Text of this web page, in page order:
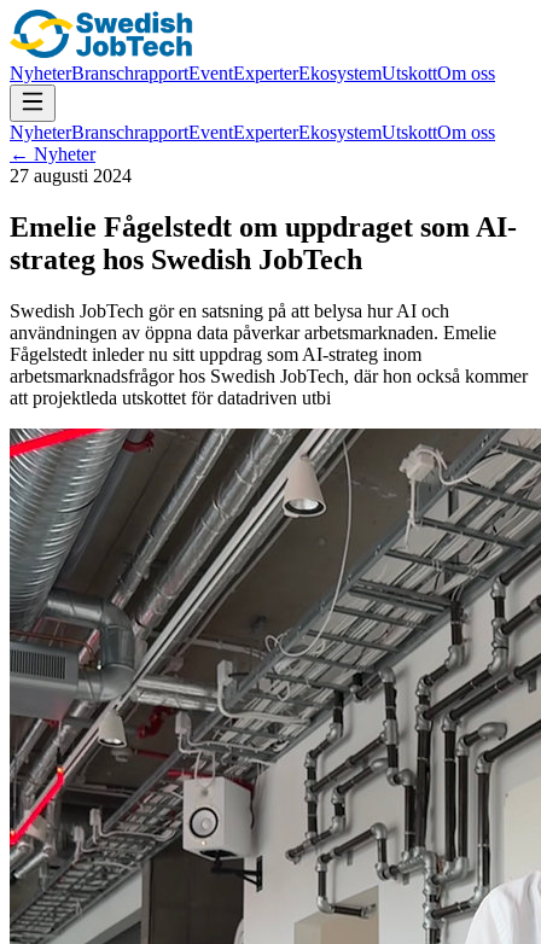
NyheterBranschrapportEventExperterEkosystemUtskottOm oss
NyheterBranschrapportEventExperterEkosystemUtskottOm oss
← Nyheter
27 augusti 2024
Emelie Fågelstedt om uppdraget som AI-
strateg hos Swedish JobTech
Swedish JobTech gör en satsning på att belysa hur AI och
användningen av öppna data påverkar arbetsmarknaden. Emelie
Fågelstedt inleder nu sitt uppdrag som AI-strateg inom
arbetsmarknadsfrågor hos Swedish JobTech, där hon också kommer
att projektleda utskottet för datadriven utbi